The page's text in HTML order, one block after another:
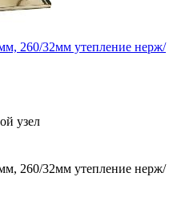
260/32мм утепление нерж/
узел
260/32мм утепление нерж/